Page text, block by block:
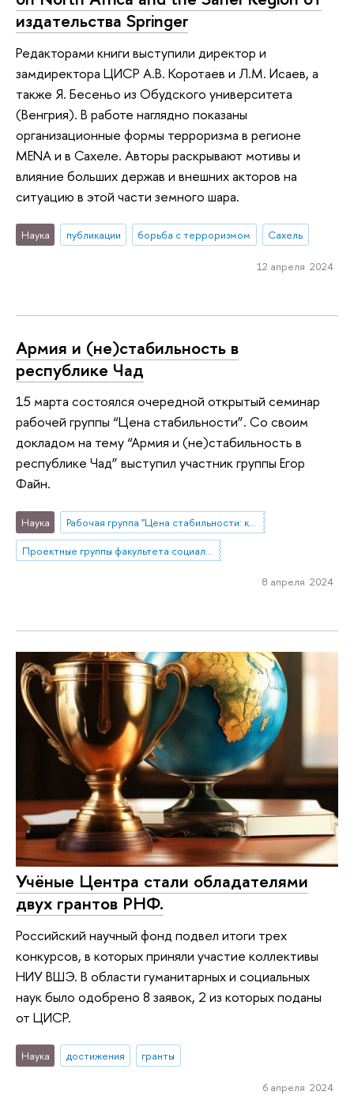
издательства Springer
Редакторами книги выступили директор и
замдиректора ЦИСР А.В. Коротаев и Л.М. Исаев, а
также Я. Бесеньо из Обудского университета
(Венгрия). В работе наглядно показаны
организационные формы терроризма в регионе
MENA и в Сахеле. Авторы раскрывают мотивы и
влияние больших держав и внешних акторов на
ситуацию в этой части земного шара.
Наука публикации борьба с терроризмом Сахель
12 апреля 2024
Армия и (не)стабильность в
республике Чад
15 марта состоялся очередной открытый семинар
рабочей группы “Цена стабильности”. Со своим
докладом на тему “Армия и (не)стабильность в
республике Чад” выступил участник группы Егор
Файн.
Наука
Рабочая группа "Цена стабильности: как расходы на оборону связаны с устойчивостью государств?"
8 апреля 2024
Учёные Центра стали обладателями
двух грантов РНФ.
Российский научный фонд подвел итоги трех
конкурсов, в которых приняли участие коллективы
НИУ ВШЭ. В области гуманитарных и социальных
наук было одобрено 8 заявок, 2 из которых поданы
от ЦИСР.
Наука достижения гранты
6 апреля 2024